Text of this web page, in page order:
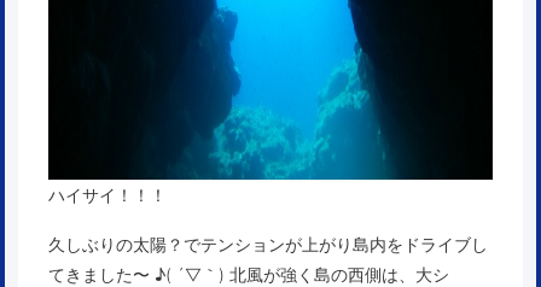
ハイサイ！！！
久しぶりの太陽？でテンションが上がり島内をドライブし
てきました〜 ♪( ´▽｀) 北風が強く島の西側は、大シ